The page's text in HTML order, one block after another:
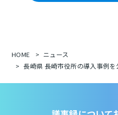
HOME
ニュース
長崎県 長崎市役所の導入事例を